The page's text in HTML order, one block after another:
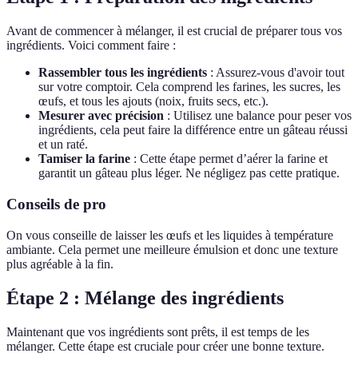
Avant de commencer à mélanger, il est crucial de préparer tous vos
ingrédients. Voici comment faire :
Rassembler tous les ingrédients : Assurez-vous d'avoir tout
sur votre comptoir. Cela comprend les farines, les sucres, les
œufs, et tous les ajouts (noix, fruits secs, etc.).
Mesurer avec précision : Utilisez une balance pour peser vos
ingrédients, cela peut faire la différence entre un gâteau réussi
et un raté.
Tamiser la farine : Cette étape permet d’aérer la farine et
garantit un gâteau plus léger. Ne négligez pas cette pratique.
Conseils de pro
On vous conseille de laisser les œufs et les liquides à température
ambiante. Cela permet une meilleure émulsion et donc une texture
plus agréable à la fin.
Étape 2 : Mélange des ingrédients
Maintenant que vos ingrédients sont prêts, il est temps de les
mélanger. Cette étape est cruciale pour créer une bonne texture.